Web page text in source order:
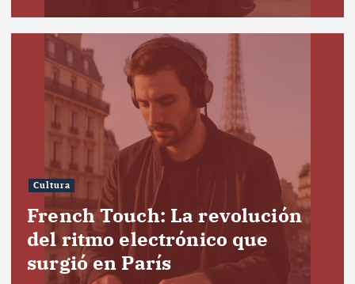
Cultura
French Touch: La revolución
del ritmo electrónico que
surgió en París